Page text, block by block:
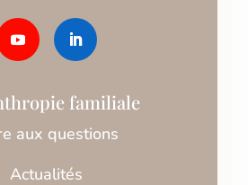
familiale
aux questions
Actualités